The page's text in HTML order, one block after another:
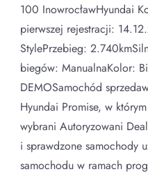
100 InowrocławHyundai
pierwszej rejestracji:
StylePrzebieg:
biegów: ManualnaKolor:
DEMOSamochód
Hyundai Promise, w
wybrani Autoryzowani
i sprawdzone samochody
samochodu w ramach